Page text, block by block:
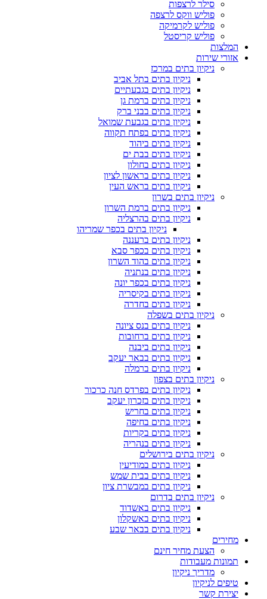
סילר לרצפות
פוליש ווקס לרצפה
פוליש לקרמיקה
פוליש קריסטל
המלצות
אזורי שירות
ניקיון בתים במרכז
ניקיון בתים בתל אביב
ניקיון בתים בגבעתיים
ניקיון בתים ברמת גן
ניקיון בתים בבני ברק
ניקיון בתים בגבעת שמואל
ניקיון בתים בפתח תקווה
ניקיון בתים ביהוד
ניקיון בתים בבת ים
ניקיון בתים בחולון
ניקיון בתים בראשון לציון
ניקיון בתים בראש העין
ניקיון בתים בשרון
ניקיון בתים ברמת השרון
ניקיון בתים בהרצליה
ניקיון בתים בכפר שמריהו
ניקיון בתים ברעננה
ניקיון בתים בכפר סבא
ניקיון בתים בהוד השרון
ניקיון בתים בנתניה
ניקיון בתים בכפר יונה
ניקיון בתים בקיסריה
ניקיון בתים בחדרה
ניקיון בתים בשפלה
ניקיון בתים בנס ציונה
ניקיון בתים ברחובות
ניקיון בתים ביבנה
ניקיון בתים בבאר יעקב
ניקיון בתים ברמלה
ניקיון בתים בצפון
ניקיון בתים בפרדס חנה כרכור
ניקיון בתים בזכרון יעקב
ניקיון בתים בחריש
ניקיון בתים בחיפה
ניקיון בתים בקריות
ניקיון בתים בנהריה
ניקיון בתים בירושלים
ניקיון בתים במודיעין
ניקיון בתים בבית שמש
ניקיון בתים במבשרת ציון
ניקיון בתים בדרום
ניקיון בתים באשדוד
ניקיון בתים באשקלון
ניקיון בתים בבאר שבע
מחירים
הצעת מחיר חינם
תמונות מעבודות
מדריך ניקיון
טיפים לניקיון
יצירת קשר